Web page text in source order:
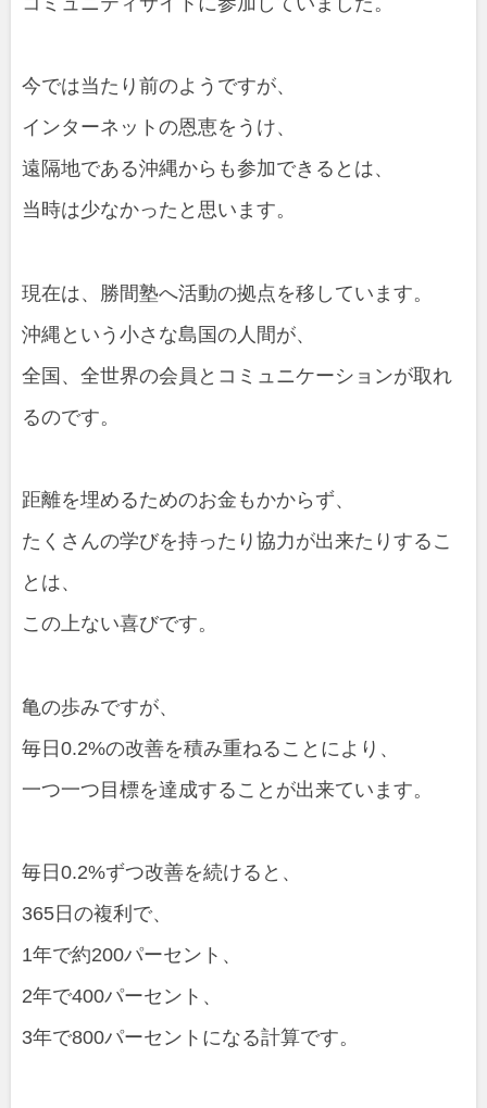
今では当たり前のようですが、
インターネットの恩恵をうけ、
遠隔地である沖縄からも参加できるとは、
当時は少なかったと思います。
現在は、勝間塾へ活動の拠点を移しています。
沖縄という小さな島国の人間が、
全国、全世界の会員とコミュニケーションが取れ
るのです。
距離を埋めるためのお金もかからず、
たくさんの学びを持ったり協力が出来たりするこ
とは、
この上ない喜びです。
亀の歩みですが、
毎日0.2%の改善を積み重ねることにより、
一つ一つ目標を達成することが出来ています。
毎日0.2%ずつ改善を続けると、
365日の複利で、
1年で約200パーセント、
2年で400パーセント、
3年で800パーセントになる計算です。